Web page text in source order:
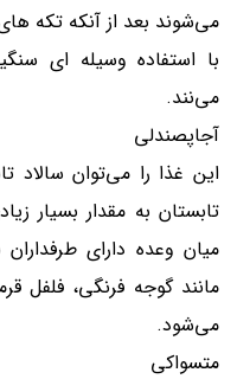
می‌شوند بعد از آنکه تکه
با استفاده وسیله ای
می‌نند.
آجاپصندلی
این غذا را می‌توان سالاد
تابستان به مقدار بسیار
میان وعده دارای
مانند گوجه فرنگی، فلفل
می‌شود.
متسواکی